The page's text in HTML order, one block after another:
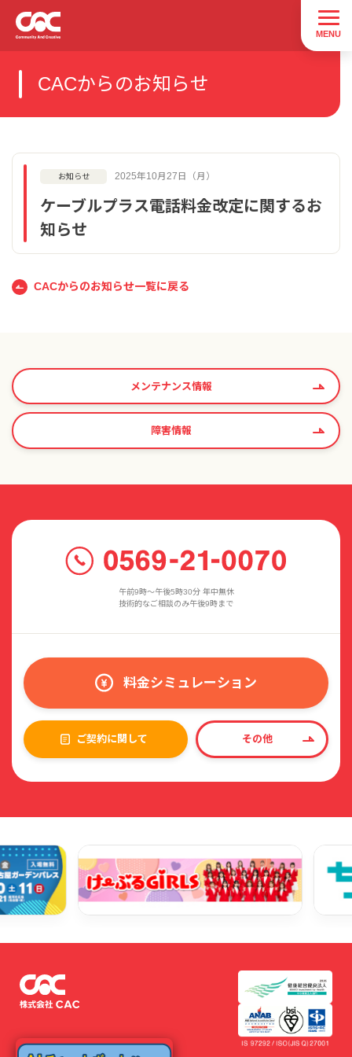
CACからのお知らせ
お知らせ 2025年10月27日（月）
ケーブルプラス電話料金改定に関するお
知らせ
CACからのお知らせ一覧に戻る
メンテナンス情報
障害情報
午前9時〜午後5時30分 年中無休
技術的なご相談のみ午後9時まで
料金シミュレーション
ご契約に関して その他